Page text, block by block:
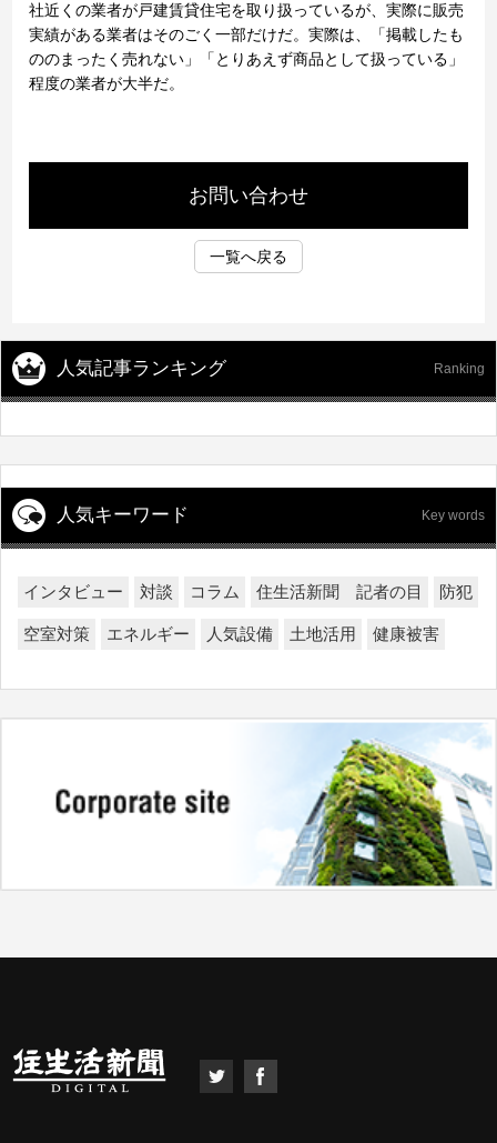
社近くの業者が戸建賃貸住宅を取り扱っているが、実際に販売
実績がある業者はそのごく一部だけだ。実際は、「掲載したも
ののまったく売れない」「とりあえず商品として扱っている」
程度の業者が大半だ。
お問い合わせ
一覧へ戻る
人気記事ランキング Ranking
人気キーワード Key words
インタビュー 対談 コラム 住生活新聞 記者の目 防犯
空室対策 エネルギー 人気設備 土地活用 健康被害